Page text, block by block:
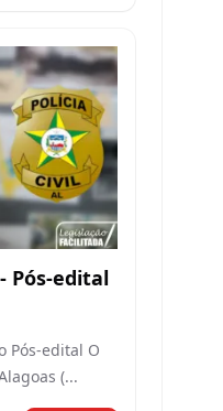
Pós-edital
Pós-edital O
(...